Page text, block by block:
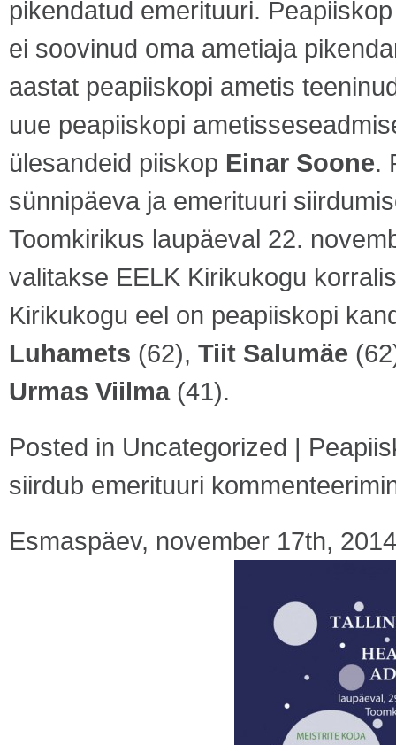
pikendatud emerituuri.
ei soovinud oma ametiaja
aastat peapiiskopi ametis
uue peapiiskopi
ülesandeid piiskop Einar Soone.
sünnipäeva ja emerituuri
Toomkirikus laupäeval 22.
valitakse EELK Kirikukogu
Kirikukogu eel on peapiiskopi
Luhamets (62), Tiit Salumäe
Urmas Viilma(41).
Posted in Uncategorized |
siirdub emerituuri
Esmaspäev, november 17th, 2014